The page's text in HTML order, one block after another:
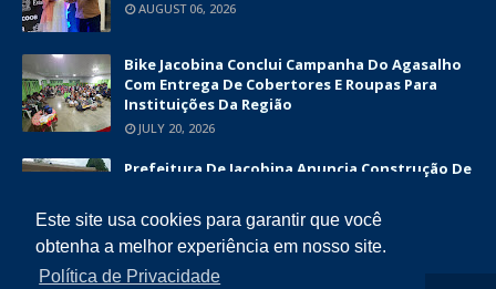
Este site usa cookies para garantir que você
obtenha a melhor experiência em nosso site.
Política de Privacidade
AUGUST 06, 2026
Bike Jacobina Conclui Campanha Do Agasalho
Com Entrega De Cobertores E Roupas Para
Instituições Da Região
JULY 20, 2026
Prefeitura De Jacobina Anuncia Construção De
JUNE 12, 2026